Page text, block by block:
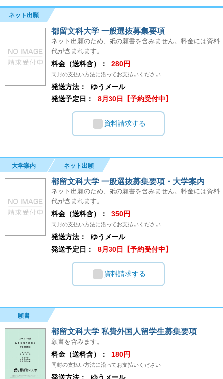
ネット出願
都留文科大学 一般選抜募集要項
ネット出願のため、紙の願書を含みません。料金には資料
代が含まれます。
料金（送料含）： 280円
同封の支払い方法に沿ってお支払いください
発送方法：
ゆうメール
発送予定日：
8月30日【予約受付中】
資料請求する
大学案内 ネット出願
都留文科大学 一般選抜募集要項・大学案内
ネット出願のため、紙の願書を含みません。料金には資料
代が含まれます。
料金（送料含）： 350円
同封の支払い方法に沿ってお支払いください
発送方法：
ゆうメール
発送予定日：
8月30日【予約受付中】
資料請求する
願書
都留文科大学 私費外国人留学生募集要項
願書を含みます。
料金（送料含）： 180円
同封の支払い方法に沿ってお支払いください
発送方法：
ゆうメール